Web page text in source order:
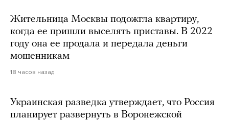
Жительница Москвы подожгла квартиру,
когда ее пришли выселять приставы. В 2022
году она ее продала и передала деньги
мошенникам
18 часов назад
Украинская разведка утверждает, что Россия
планирует развернуть в Воронежской